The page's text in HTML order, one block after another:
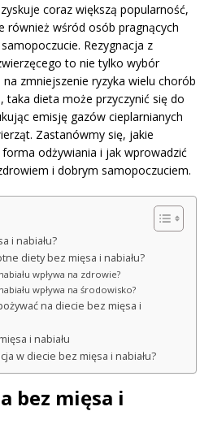
coraz większą popularność,
również wśród osób pragnących
Rezygnacja z
to nie tylko wybór
zmniejszenie ryzyka wielu chorób
taka dieta może przyczynić się do
emisję gazów cieplarnianych
Zastanówmy się, jakie
odżywiania i jak wprowadzić
i dobrym samopoczuciem.
i nabiału?
diety bez mięsa i nabiału?
wpływa na zdrowie?
wpływa na środowisko?
na diecie bez mięsa i
i nabiału
w diecie bez mięsa i nabiału?
bez mięsa i